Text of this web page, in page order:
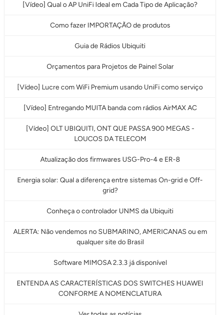
[Vídeo] Qual o AP UniFi Ideal em Cada Tipo de Aplicação?
Como fazer IMPORTAÇÃO de produtos
Guia de Rádios Ubiquiti
Orçamentos para Projetos de Painel Solar
[Vídeo] Lucre com WiFi Premium usando UniFi como serviço
[Vídeo] Entregando MUITA banda com rádios AirMAX AC
[Vídeo] OLT UBIQUITI, ONT QUE PASSA 900 MEGAS -
LOUCOS DA TELECOM
Atualização dos firmwares USG-Pro-4 e ER-8
Energia solar: Qual a diferença entre sistemas On-grid e Off-
grid?
Conheça o controlador UNMS da Ubiquiti
ALERTA: Não vendemos no SUBMARINO, AMERICANAS ou em
qualquer site do Brasil
Software MIMOSA 2.3.3 já disponível
ENTENDA AS CARACTERÍSTICAS DOS SWITCHES HUAWEI
CONFORME A NOMENCLATURA